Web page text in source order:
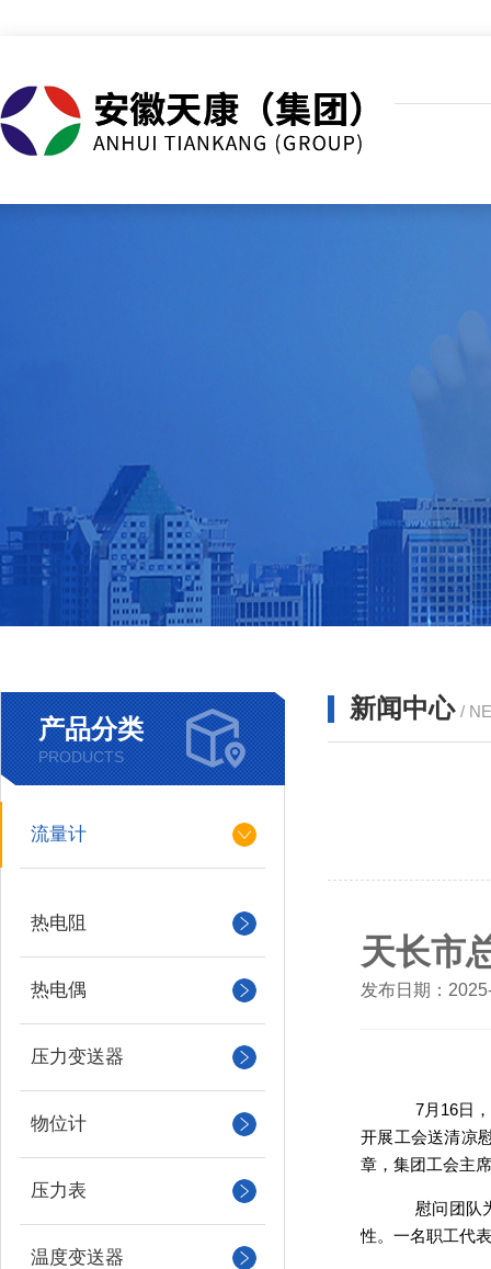
产品分类
PRODUCTS
流量计
热电阻
热电偶
压力变送器
物位计
压力表
温度变送器
新闻中心 /
天长市
发布日期：
7月16日
开展工会送清凉
章，集团工会主
慰问团队
性。一名职工代